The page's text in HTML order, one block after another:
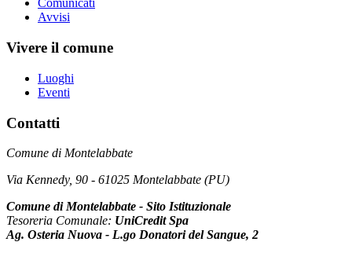
Comunicati
Avvisi
Vivere il comune
Luoghi
Eventi
Contatti
Comune di Montelabbate
Via Kennedy, 90 - 61025 Montelabbate (PU)
Comune di Montelabbate - Sito Istituzionale
Tesoreria Comunale: UniCredit Spa
Ag. Osteria Nuova - L.go Donatori del Sangue, 2